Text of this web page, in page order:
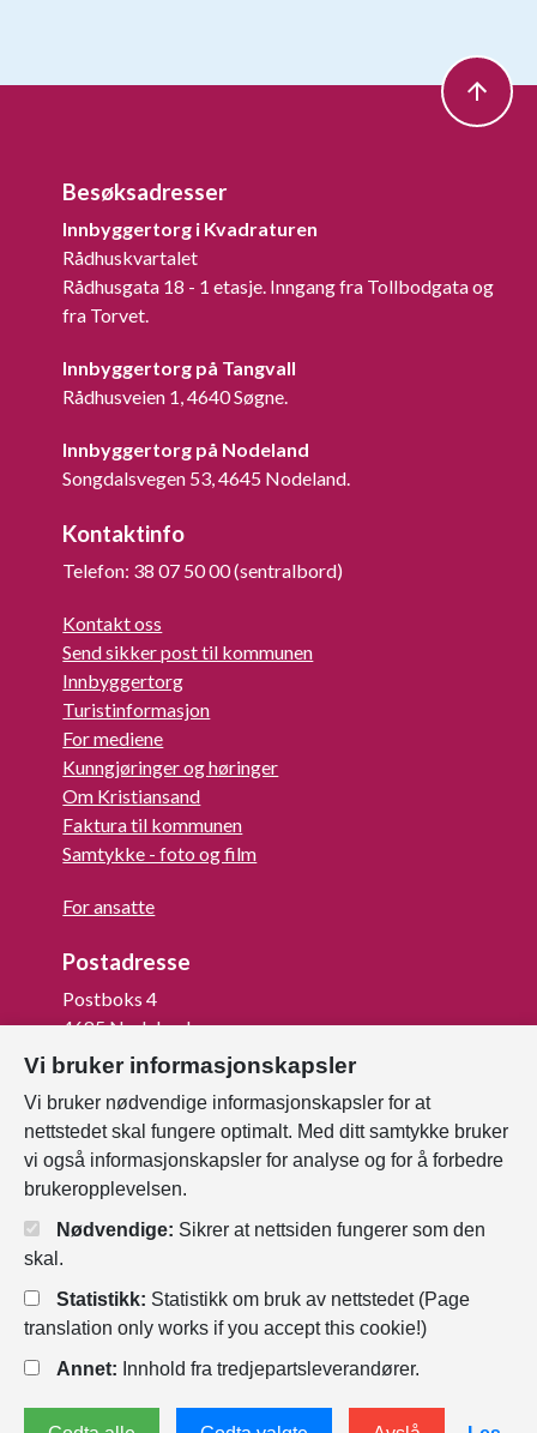
Besøksadresser
Innbyggertorg i Kvadraturen
Rådhuskvartalet
Rådhusgata 18 - 1 etasje. Inngang fra Tollbodgata og
fra Torvet.
Innbyggertorg på Tangvall
Rådhusveien 1, 4640 Søgne.
Innbyggertorg på Nodeland
Songdalsvegen 53, 4645 Nodeland.
Kontaktinfo
Telefon: 38 07 50 00 (sentralbord)
Kontakt oss
Send sikker post til kommunen
Innbyggertorg
Turistinformasjon
For mediene
Kunngjøringer og høringer
Om Kristiansand
Faktura til kommunen
Samtykke - foto og film
For ansatte
Postadresse
Postboks 4
4685 Nodeland
Org.nr: 820 852 982
Last ned vår innbygger -app
Personvernerklæring Endre
Vi bruker informasjonskapsler
Vi bruker nødvendige informasjonskapsler for at
nettstedet skal fungere optimalt. Med ditt samtykke bruker
vi også informasjonskapsler for analyse og for å forbedre
brukeropplevelsen.
Nødvendige: Sikrer at nettsiden fungerer som den
skal.
Statistikk: Statistikk om bruk av nettstedet (Page
translation only works if you accept this cookie!)
Annet: Innhold fra tredjepartsleverandører.